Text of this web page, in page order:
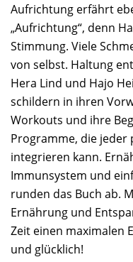
Aufrichtung erfährt
„Aufrichtung“, denn
Stimmung. Viele
von selbst. Haltung
Hera Lind und Hajo
schildern in ihren
Workouts und ihre
Programme, die jeder
integrieren kann.
Immunsystem und
runden das Buch ab.
Ernährung und
Zeit einen maximalen
und glücklich!